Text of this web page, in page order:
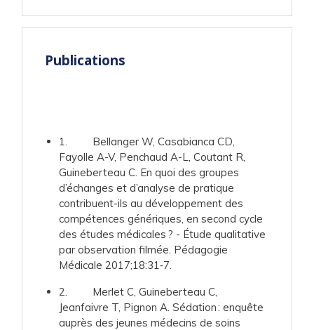
Publications
1. Bellanger W, Casabianca CD,
Fayolle A-V, Penchaud A-L, Coutant R,
Guineberteau C. En quoi des groupes
d’échanges et d’analyse de pratique
contribuent-ils au développement des
compétences génériques, en second cycle
des études médicales ? - Étude qualitative
par observation filmée. Pédagogie
Médicale 2017;18:31‑7.
2. Merlet C, Guineberteau C,
Jeanfaivre T, Pignon A. Sédation : enquête
auprès des jeunes médecins de soins